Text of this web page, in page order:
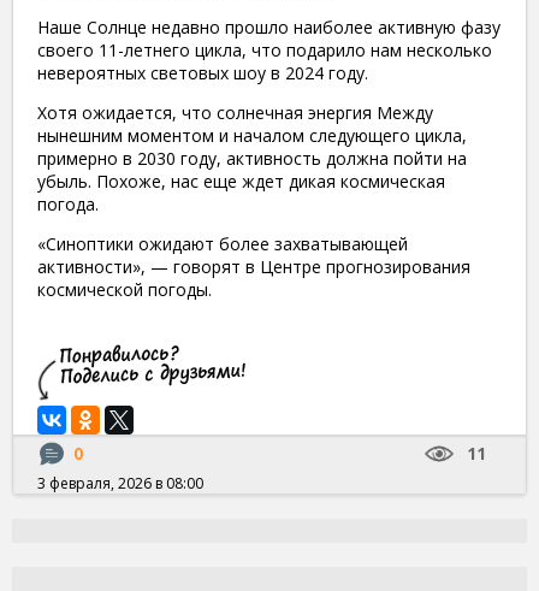
Наше Солнце недавно прошло наиболее активную фазу
своего 11-летнего цикла, что подарило нам несколько
невероятных световых шоу в 2024 году.
Хотя ожидается, что солнечная энергия Между
нынешним моментом и началом следующего цикла,
примерно в 2030 году, активность должна пойти на
убыль. Похоже, нас еще ждет дикая космическая
погода.
«Синоптики ожидают более захватывающей
активности», — говорят в Центре прогнозирования
космической погоды.
0 11
3 февраля, 2026 в 08:00